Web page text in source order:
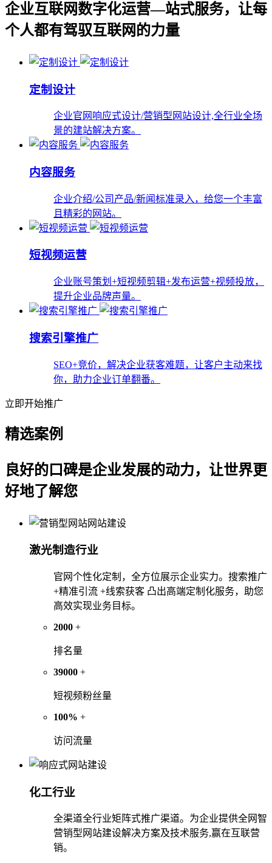
企业互联网数字化运营—站式服务，让每
个人都有驾驭互联网的力量
定制设计
企业官网响应式设计/营销型网站设计,全行业全场
景的建站解决方案。
内容服务
企业介绍/公司产品/新闻标准录入，给您一个丰富
且精彩的网站。
短视频运营
企业账号策划+短视频剪辑+发布运营+视频投放，
提升企业品牌声量。
搜索引擎推广
SEO+竞价，解决企业获客难题，让客户主动来找
你，助力企业订单翻番。
立即开始推广
精选案例
良好的口碑是企业发展的动力，让世界更
好地了解您
激光制造行业
官网个性化定制，全方位展示企业实力。搜索推广
+精准引流 +线索获客 凸出高端定制化服务，助您
高效实现业务目标。
2000 +
排名量
39000 +
短视频粉丝量
100% +
访问流量
化工行业
全渠道全行业矩阵式推广渠道。为企业提供全网智
营销型网站建设解决方案及技术服务,赢在互联营
销。